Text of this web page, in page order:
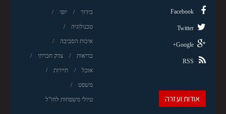
בידור יופי
טכנולוגיה
איכות הסביבה
בריאות צדק חברתי
אוכל תיירות
משפט
טיולי משפחות לחו"ל
Facebook
Twitter
Google+
RSS
אודות ועזרה